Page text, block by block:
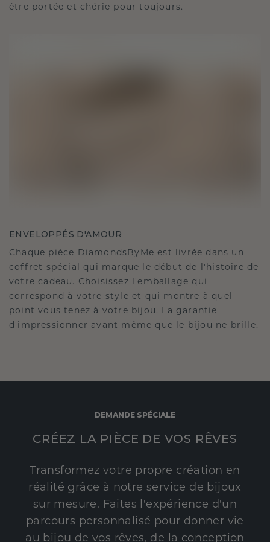
être portée et chérie pour toujours.
ENVELOPPÉS D'AMOUR
Chaque pièce DiamondsByMe est livrée dans un
coffret spécial qui marque le début de l'histoire de
votre cadeau. Choisissez l'emballage qui
correspond à votre style et qui montre à quel
point vous tenez à votre bijou. La garantie
d'impressionner avant même que le bijou ne brille.
DEMANDE SPÉCIALE
CRÉEZ LA PIÈCE DE VOS RÊVES
Transformez votre propre création en
réalité grâce à notre service de bijoux
sur mesure. Faites l'expérience d'un
parcours personnalisé pour donner vie
au bijou de vos rêves, de la conception